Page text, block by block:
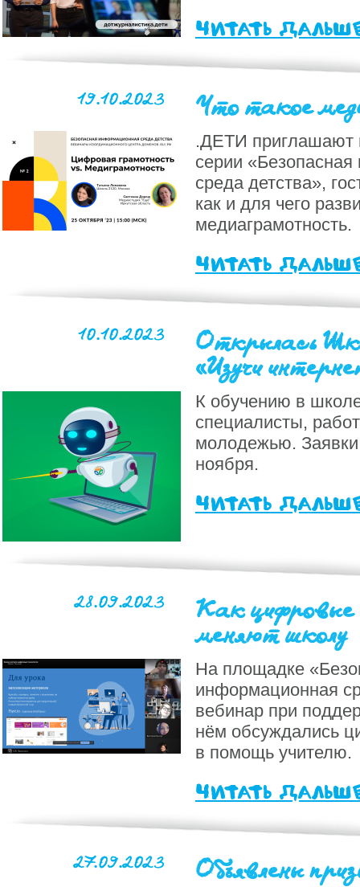
читать
19.10.2023 Что такое
.ДЕТИ приглашают
серии
среда детства»,
как и для чего
медиаграмотность.
читать
10.10.2023
Открылась
«Изучи
К обучению в
специалисты,
молодежью.
ноября.
читать
28.09.2023
Как цифровые
меняют школу
На площадке
информационная
вебинар при
нём обсуждались
в помощь учителю.
читать
27.09.2023
Объявлены